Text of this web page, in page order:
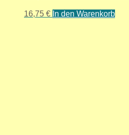
16,75 € In den Warenkorb